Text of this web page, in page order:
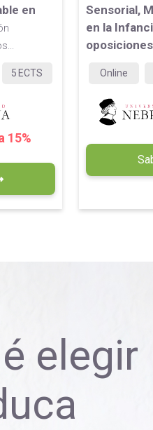
en
5 ECTS
15%
Sensorial,
en la
Online
elegir